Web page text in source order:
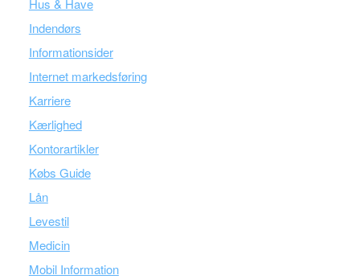
Hus & Have
Indendørs
Informationsider
Internet markedsføring
Karriere
Kærlighed
Kontorartikler
Købs Guide
Lån
Levestil
Medicin
Mobil Information